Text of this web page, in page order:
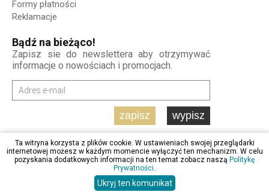
Formy płatności
Reklamacje
Bądź na bieżąco!
Zapisz sie do newslettera aby otrzymywać
informacje o nowościach i promocjach.
zapisz wypisz
Ta witryna korzysta z plików cookie. W ustawieniach swojej przeglądarki
internetowej możesz w każdym momencie wyłączyć ten mechanizm. W celu
pozyskania dodatkowych informacji na ten temat zobacz naszą Politykę
Prywatności.
Ukryj ten komunikat